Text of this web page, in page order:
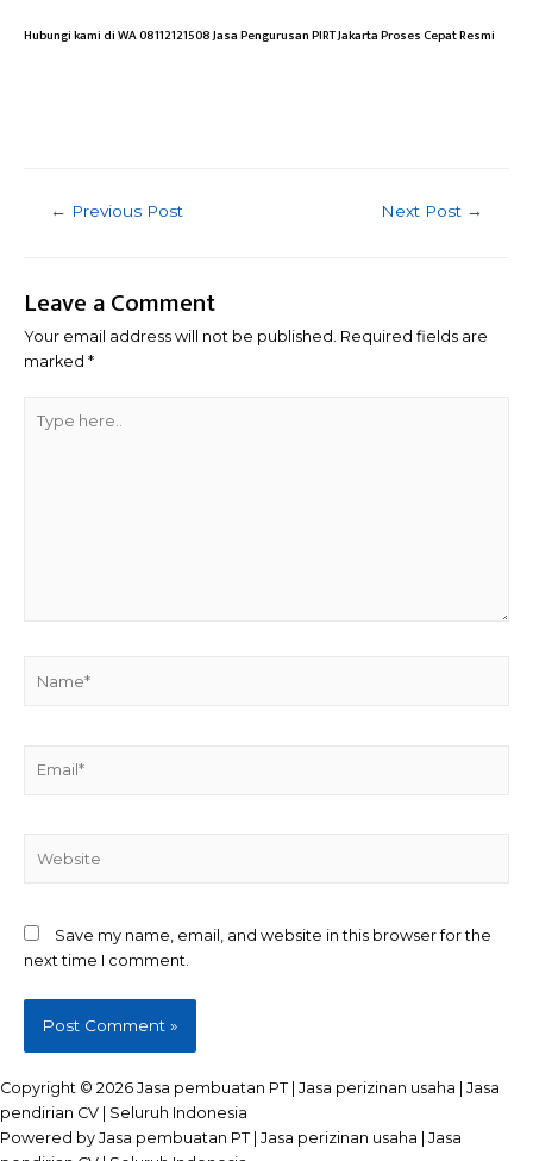
Hubungikamidi WA 08112121508 Jasa Pengurusan PIRT Jakarta Proses Cepat Resmi
Post
← Previous Post Next Post →
Leave a Comment
Your email address will not be published. Required fields are
marked *
here..
Save my name, email, and website in this browser for the
next time I comment.
Copyright © 2026 Jasa pembuatan PT | Jasa perizinan usaha | Jasa
pendirian CV | Seluruh Indonesia
Powered by Jasa pembuatan PT | Jasa perizinan usaha | Jasa